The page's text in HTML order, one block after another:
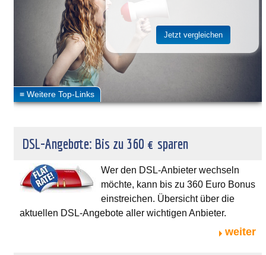
DSL-Angebote: Bis zu 360 € sparen
Wer den DSL-Anbieter wechseln
möchte, kann bis zu 360 Euro Bonus
einstreichen. Übersicht über die
aktuellen DSL-Angebote aller wichtigen Anbieter.
weiter